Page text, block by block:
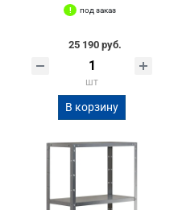
под заказ
25 190 руб.
шт
В корзину